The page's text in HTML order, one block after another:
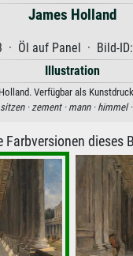
James Holland
· Öl auf Panel · Bild-
Illustration
Verfügbar als
sitzen ·zement · mann · himmel ·
Farbversionen dieses